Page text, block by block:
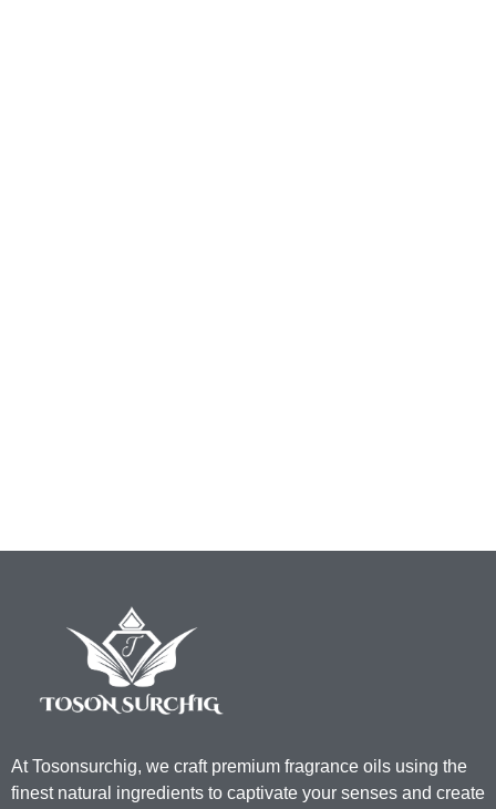
At Tosonsurchig, we craft premium fragrance oils using the
finest natural ingredients to captivate your senses and create